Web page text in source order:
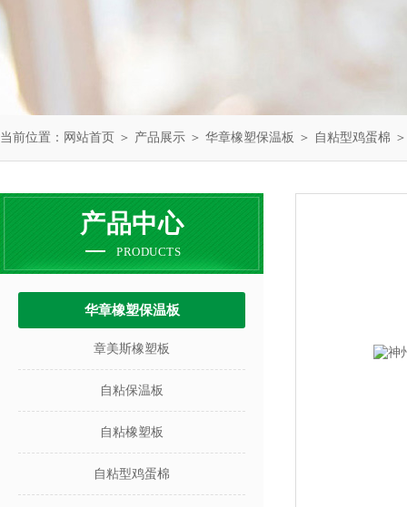
当前位置： 网站首页 ＞ 产品展示 ＞ 华章橡塑保温板 ＞ 自粘型鸡蛋棉
产品中心
PRODUCTS
华章橡塑保温板
章美斯橡塑板
自粘保温板
自粘橡塑板
自粘型鸡蛋棉